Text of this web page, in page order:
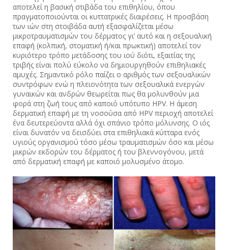
αποτελεί η βασική στιβάδα του επιθηλίου, όπου
πραγματοποιούνται οι κυττατρικές διαιρέσεις. Η προσβάση
των ιών στη στοιβάδα αυτή εξασφαλίζεται μέσω
μικροτραυματισμών του δέρματος γι’ αυτό και η σεξουαλική
επαφή (κολπική, στοματική ή/και πρωκτική) αποτελεί τον
κυριότερο τρόπο μετάδοσης του ιού διότι, εξαιτίας της
τριβής είναι πολύ εύκολο να δημιουργηθούν επιθηλιακές
αμυχές. Σημαντικό ρόλο παίζει ο αριθμός των σεξουαλικών
συντρόφων ενώ η πλειονότητα των σεξουαλικά ενεργών
γυναικών και ανδρών θεωρείται πως θα μολυνθούν μια
φορά στη ζωή τους από καποιό υπότυπο ΗPV. Η άμεση
δερματική επαφή με τη νοσούσα από HPV περιοχή αποτελεί
ένα δευτερεύοντα αλλά όχι σπάνιο τρόπο μόλυνσης. Ο ιός
είναι δυνατόν να δεισδύει στα επιθηλιακά κύτταρα ενός
υγιούς οργανισμού τόσο μέσω τραυματισμών όσο και μέσω
μικρών εκδορών του δέρματος ή του βλεννογόνου, μετά
από δερματική επαφή με καποιό μολυσμένο άτομο.